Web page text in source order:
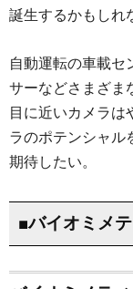
誕生するかもし
自動運転の車載セ
サーなどさまざま
目に近いカメラは
ラのポテンシャル
期待したい。
■バイオミメ